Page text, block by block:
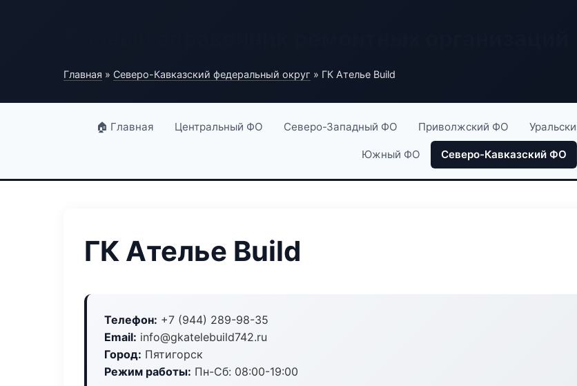
Главная » Северо-Кавказский федеральный округ » ГК Ателье Build
🏠 Главная Центральный ФО Северо-Западный ФО Приволжский ФО
Южный ФО Северо-Кавказский ФО
ГК Ателье Build
Телефон: +7 (944) 289-98-35
Email: info@gkatelebuild742.ru
Город: Пятигорск
Режим работы: Пн-Сб: 08:00-19:00